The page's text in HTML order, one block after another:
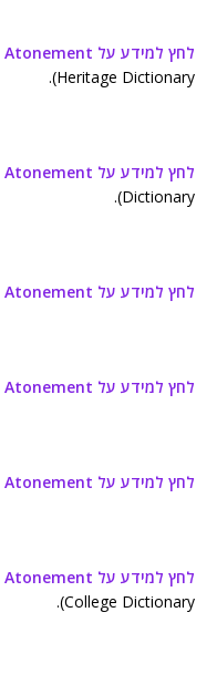
לחץ למידע על Atonement
Heritage Dictionary).
לחץ למידע על Atonement
Dictionary).
לחץ למידע על Atonement
לחץ למידע על Atonement
לחץ למידע על Atonement
לחץ למידע על Atonement
College Dictionary).